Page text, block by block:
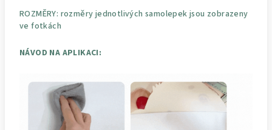
ROZMĚRY: rozměry jednotlivých samolepek jsou zobrazeny
ve fotkách
NÁVOD NA APLIKACI: